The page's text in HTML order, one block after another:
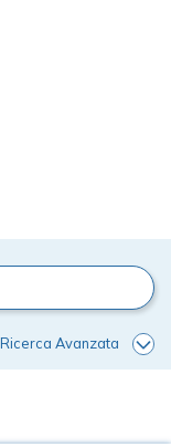
Ricerca Avanzata